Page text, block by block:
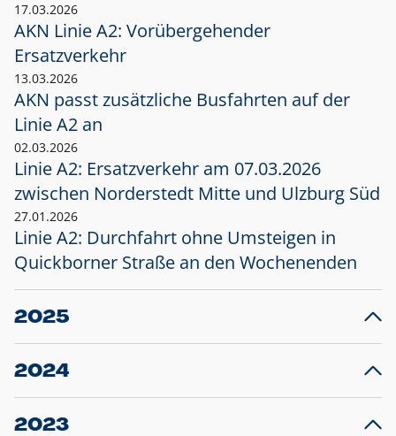
17.03.2026
AKN Linie A2: Vorübergehender
Ersatzverkehr
13.03.2026
AKN passt zusätzliche Busfahrten auf der
Linie A2 an
02.03.2026
Linie A2: Ersatzverkehr am 07.03.2026
zwischen Norderstedt Mitte und Ulzburg Süd
27.01.2026
Linie A2: Durchfahrt ohne Umsteigen in
Quickborner Straße an den Wochenenden
2025
23.12.2025
Projekt S5: Start der Bauarbeiten am
2024
10.12.2024
Großprojekt S5: Sperrung der Bahnstraße in
2023